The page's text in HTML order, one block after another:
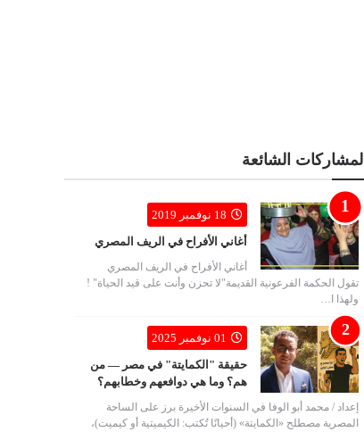
المشاركات الشائعة
18 نوفمبر 2019
أغاني الأفراح في الريف المصري
أغاني الأفراح في الريف المصري
تقول الحكمة الفرعونية القديمة"لا تحزن وأنت على قيد الحياة" !
ولهذا ا…
01 نوفمبر 2025
حقيقة "الكمايتة" في مصر — من
هم؟ وما هي دوافعهم وخطابهم؟
إعداد / محمد أبو الوفا في السنوات الأخيرة برز على الساحة
المصرية مصطلح «الكمايتة» (أحيانًا تُكتب: الكيميتية أو كيميت)،